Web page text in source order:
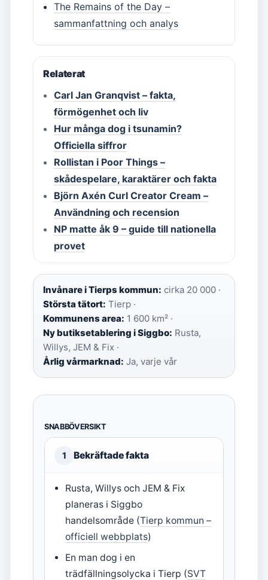
The Remains of the Day –
sammanfattning och analys
Relaterat
Carl Jan Granqvist – fakta,
förmögenhet och liv
Hur många dog i tsunamin?
Officiella siffror
Rollistan i Poor Things –
skådespelare, karaktärer och fakta
Björn Axén Curl Creator Cream –
Användning och recension
NP matte åk 9 – guide till nationella
provet
Invånare i Tierps kommun: cirka 20 000 ·
Största tätort: Tierp ·
Kommunens area: 1 600 km² ·
Ny butiksetablering i Siggbo: Rusta,
Willys, JEM & Fix ·
Årlig vårmarknad: Ja, varje vår
SNABBÖVERSIKT
1 Bekräftade fakta
Rusta, Willys och JEM & Fix
planeras i Siggbo
handelsområde (Tierp kommun –
officiell webbplats)
En man dog i en
trädfällningsolycka i Tierp (SVT